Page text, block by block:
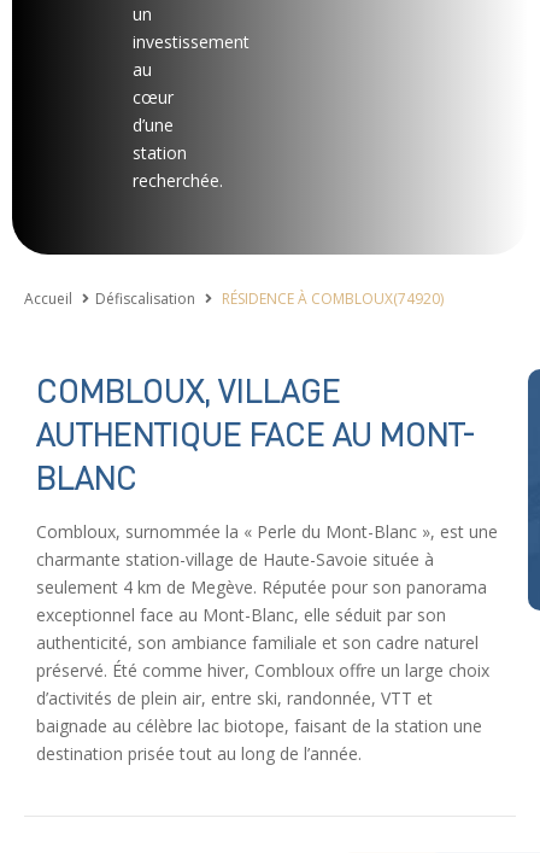
un
investissement
au
cœur
d’une
station
recherchée.
Accueil Défiscalisation RÉSIDENCE À COMBLOUX(74920)
COMBLOUX, VILLAGE
AUTHENTIQUE FACE AU MONT-
BLANC
Combloux, surnommée la « Perle du Mont-Blanc », est une
charmante station-village de Haute-Savoie située à
seulement 4 km de Megève. Réputée pour son panorama
exceptionnel face au Mont-Blanc, elle séduit par son
authenticité, son ambiance familiale et son cadre naturel
préservé. Été comme hiver, Combloux offre un large choix
d’activités de plein air, entre ski, randonnée, VTT et
baignade au célèbre lac biotope, faisant de la station une
destination prisée tout au long de l’année.